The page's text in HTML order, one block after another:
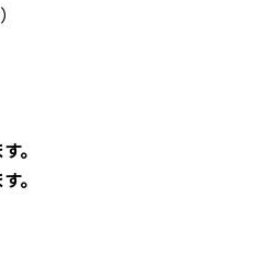
。
。